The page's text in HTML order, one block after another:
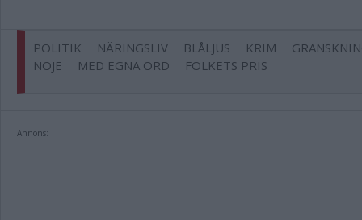
POLITIK NÄRINGSLIV BLÅLJUS KRIM
NÖJE
MED EGNA ORD FOLKETS PRIS
Annons: